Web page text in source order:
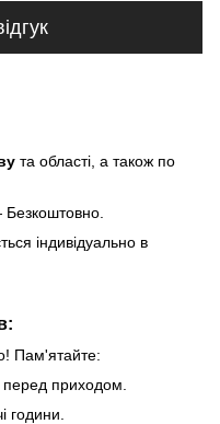
та області, а також по
індивідуально в
Пам'ятайте:
перед приходом.
години.